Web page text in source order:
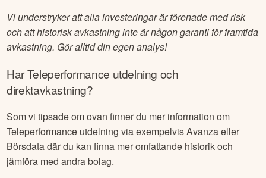
Vi understryker att alla investeringar är förenade med risk
och att historisk avkastning inte är någon garanti för framtida
avkastning. Gör alltid din egen analys!
HarTeleperformance utdelning och
direktavkastning?
Som vi tipsade om ovan finner du mer information om
Teleperformance utdelning via exempelvis Avanza eller
Börsdata där du kan finna mer omfattande historik och
jämföra med andra bolag.